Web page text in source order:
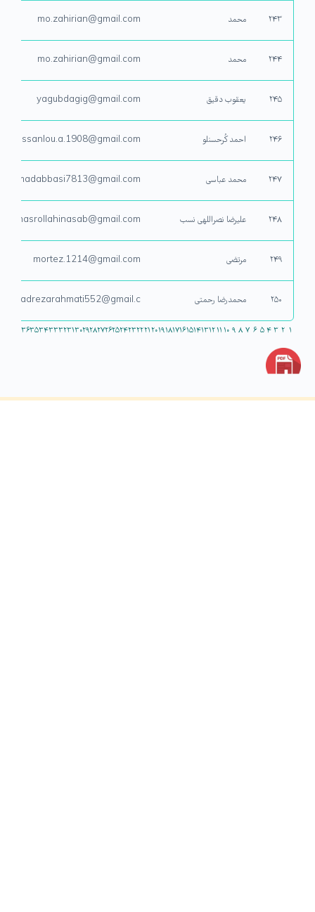
۲۴۳ محمد mo.zahirian@gmail.com
۲۴۴ محمد mo.zahirian@gmail.com
۲۴۵ یعقوب دقیق yagubdagig@gmail.com
۲۴۶ احمد کُرحسنلو hassanlou.a.1908@gmail.com
۲۴۷ محمد عباسی
۲۴۸ علیرضا نصراللهی نسب anasrollahinasab@gmail.com
۲۴۹ مرتضی mortez.1214@gmail.com
۲۵۰ محمدرضا رحمتی
۱ ۲ ۳۴ ۵ ۶ ۷ ۸ ۹ ۱۰۱۱۱۲۱۳۱۴۱۵۱۶۱۷۱۸۱۹۲۰۲۱۲۲۲۳۲۴۲۵۲۶۲۷۲۸۲۹۳۰۳۱۳۲۳۳۳۴۳۵۳۶